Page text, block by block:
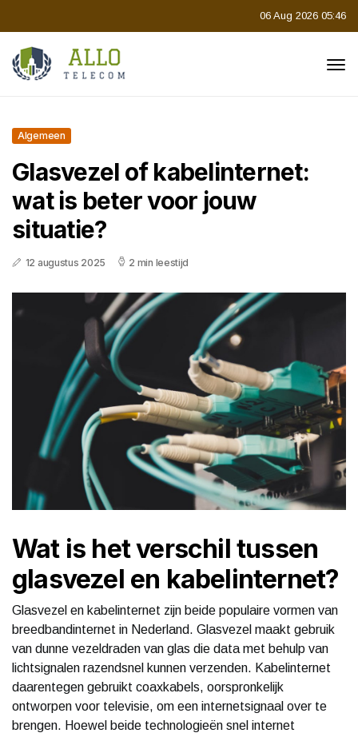
06 Aug 2026 05:46
Algemeen
Glasvezel of kabelinternet:
wat is beter voor jouw
situatie?
12 augustus 2025 2 min leestijd
Wat is het verschil tussen
glasvezel en kabelinternet?
Glasvezel en kabelinternet zijn beide populaire vormen van
breedbandinternet in Nederland. Glasvezel maakt gebruik
van dunne vezeldraden van glas die data met behulp van
lichtsignalen razendsnel kunnen verzenden. Kabelinternet
daarentegen gebruikt coaxkabels, oorspronkelijk
ontworpen voor televisie, om een internetsignaal over te
brengen. Hoewel beide technologieën snel internet